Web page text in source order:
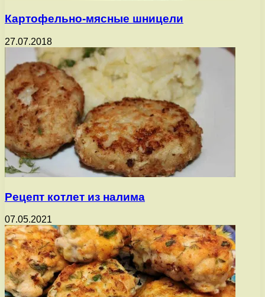
Картофельно-мясные шницели
27.07.2018
Рецепт котлет из налима
07.05.2021